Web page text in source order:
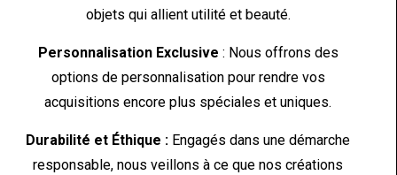
objets qui allient utilité et beauté.
Personnalisation Exclusive : Nous offrons des
options de personnalisation pour rendre vos
acquisitions encore plus spéciales et uniques.
Durabilité et Éthique : Engagés dans une démarche
responsable, nous veillons à ce que nos créations